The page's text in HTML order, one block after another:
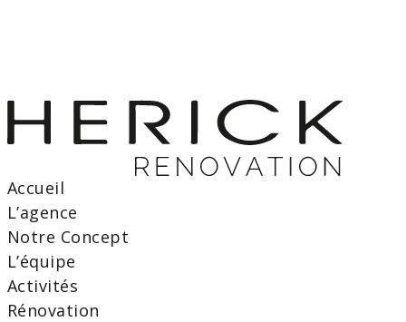
Accueil
L’agence
Notre Concept
L’équipe
Activités
Rénovation